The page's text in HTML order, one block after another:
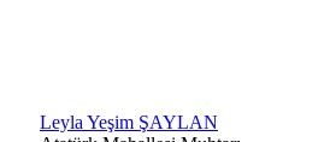
Leyla Yeşim ŞAYLAN